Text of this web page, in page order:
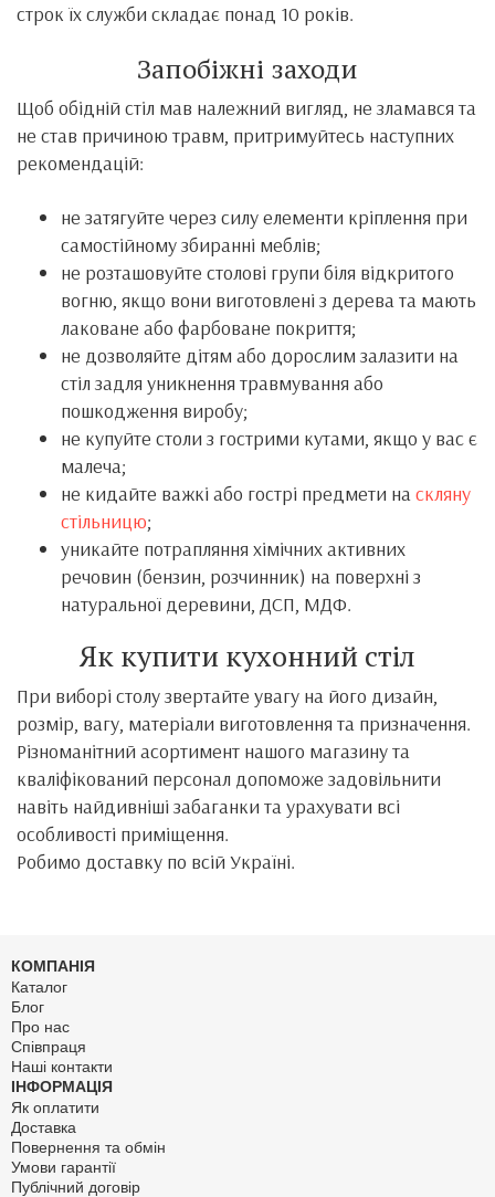
строк їх служби складає понад 10 років.
Запобіжні заходи
Щоб обідній стіл мав належний вигляд, не зламався та
не став причиною травм, притримуйтесь наступних
рекомендацій:
не затягуйте через силу елементи кріплення при
самостійному збиранні меблів;
не розташовуйте столові групи біля відкритого
вогню, якщо вони виготовлені з дерева та мають
лаковане або фарбоване покриття;
не дозволяйте дітям або дорослим залазити на
стіл задля уникнення травмування або
пошкодження виробу;
не купуйте столи з гострими кутами, якщо у вас є
малеча;
не кидайте важкі або гострі предмети наскляну
стільницю;
уникайте потрапляння хімічних активних
речовин (бензин, розчинник) на поверхні з
натуральної деревини, ДСП, МДФ.
Як купити кухонний стіл
При виборі столу звертайте увагу на його дизайн,
розмір, вагу, матеріали виготовлення та призначення.
Різноманітний асортимент нашого магазину та
кваліфікований персонал допоможе задовільнити
навіть найдивніші забаганки та урахувати всі
особливості приміщення.
Робимо доставку по всій Україні.
КОМПАНІЯ
Каталог
Блог
Про нас
Співпраця
Наші контакти
ІНФОРМАЦІЯ
Як оплатити
Доставка
Повернення та обмін
Умови гарантії
Публічний договір